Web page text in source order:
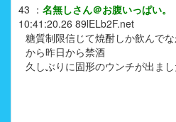
43 ： 名無しさん＠お腹いっぱい。
10:41:20.26 89lELb2F.net
糖質制限信じて焼酎しか飲んで
から昨日から禁酒
久しぶりに固形のウンチが出まし